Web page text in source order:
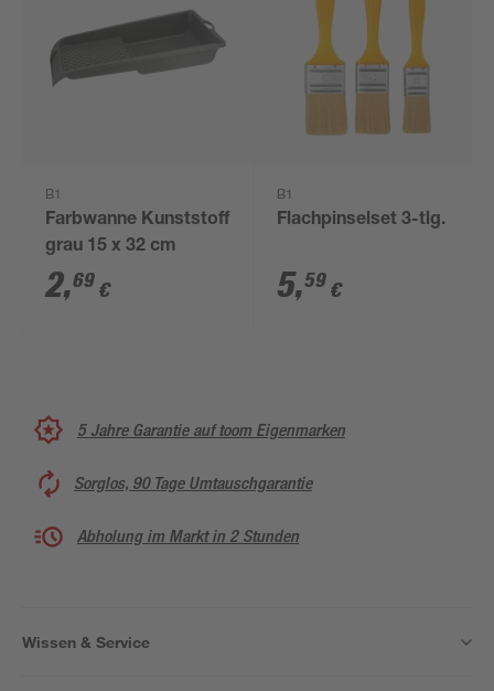
B1
Farbwanne Kunststoff
grau 15 x 32 cm
2,69 €
B1
Flachpinselset 3-tlg.
5,59 €
5 Jahre Garantie auf toom Eigenmarken
Sorglos, 90 Tage Umtauschgarantie
Abholung im Markt in 2 Stunden
Wissen & Service